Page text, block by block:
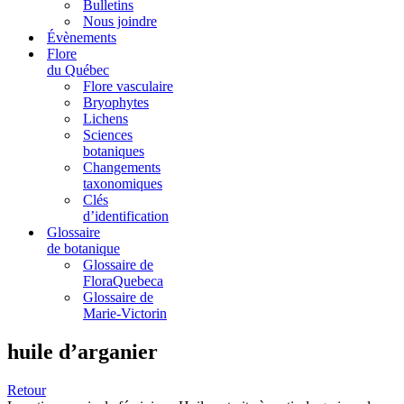
Bulletins
Nous joindre
Évènements
Flore
du Québec
Flore vasculaire
Bryophytes
Lichens
Sciences
botaniques
Changements
taxonomiques
Clés
d’identification
Glossaire
de botanique
Glossaire de
FloraQuebeca
Glossaire de
Marie-Victorin
huile d’arganier
Retour